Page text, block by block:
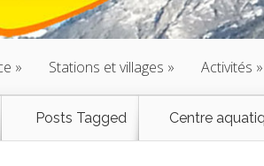
» Stations et villages » Activités »
Posts Tagged Centre